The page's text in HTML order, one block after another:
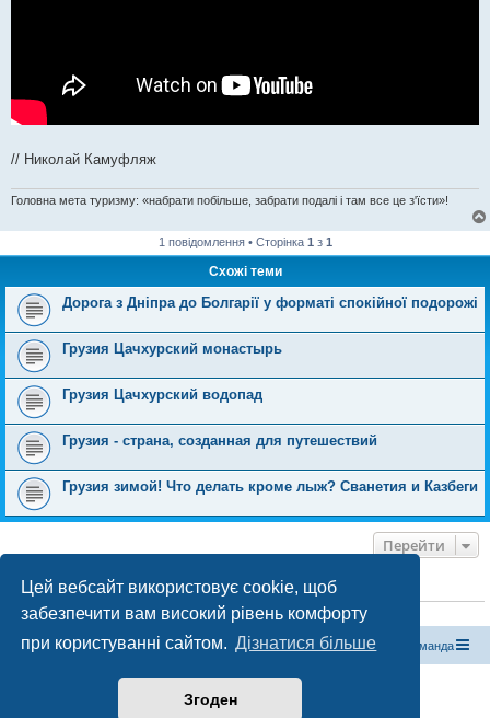
Цей вебсайт використовує cookie, щоб
забезпечити вам високий рівень комфорту
при користуванні сайтом. Дізнатися більше
Згоден
// Николай Камуфляж
Головна мета туризму: «набрати побільше, забрати подалі і там все це з'їсти»!
1 повідомлення • Сторінка 1 з 1
Схожі теми
Дорога з Дніпра до Болгарії у форматі спокійної подорожі
Грузия Цачхурский монастырь
Грузия Цачхурский водопад
Грузия - страна, созданная для путешествий
Грузия зимой! Что делать кроме лыж? Сванетия и Казбеги
Перейти
ХТО ЗАРАЗ ОНЛАЙН
Зараз переглядають цей форум:ClaudeBot [бот ШІ]і 1 гість
Магазин спорядження Туристичний форум «Рюкзак» Команда
Працює на phpBB® Forum Software © phpBB Limited
Конфіденційність